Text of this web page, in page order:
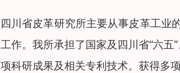
四川省皮革研究所主要从事皮革工业
工作。我所承担了国家及四川省“六
项科研成果及相关专利技术。获得多